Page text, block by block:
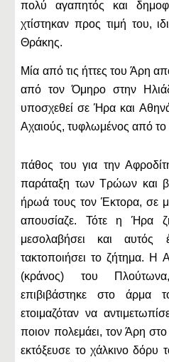
πολύ αγαπητός και
χτίστηκαν προς τιμή του,
Θράκης.
Μία από τις ήττες του Άρη
από τον Όμηρο στην
υποσχεθεί σε Ήρα και
Αχαιούς, τυφλωμένος από το
πάθος του για την
παράταξη των Τρώων και
ήρωά τους τον Έκτορα, σε
απουσίαζε. Τότε η Ήρα
μεσολαβήσει και αυτός
τακτοποιήσει το ζήτημα. Η
(κράνος) του
επιβιβάστηκε στο άρμα
ετοιμαζόταν να
ποιον πολεμάει, τον Άρη
εκτόξευσε το χάλκινο δόρυ